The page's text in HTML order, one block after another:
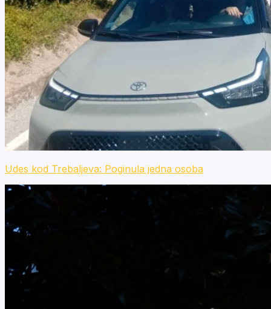
Udes kod Trebaljeva: Poginula jedna osoba